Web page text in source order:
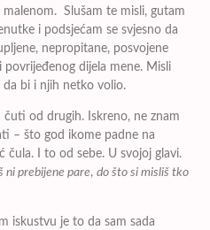
Slušam te misli, gutam
i podsjećam se svjesno da
nepropitane, posvojene
povrijeđenog dijela mene. Misli
da bi i njih netko volio.
čuti od drugih. Iskreno, ne znam
– što god ikome padne na
čula. I to od sebe. U svojoj glavi.
ni prebijene pare, do što si misliš tko
iskustvu je to da sam sada